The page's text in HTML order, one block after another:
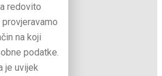
redovito
na koji
podatke.
je uvijek